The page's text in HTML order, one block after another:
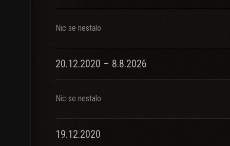
Nic se nestalo
20.12.2020 – 8.8.2026
Nic se nestalo
19.12.2020